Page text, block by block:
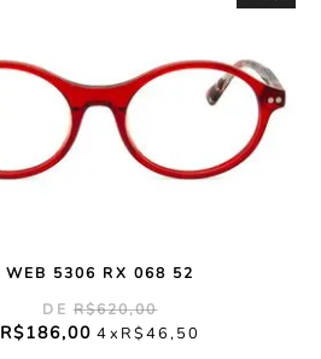
WEB 5306 RX 068 52
R$620,00
R$186,00 4 R$46,50